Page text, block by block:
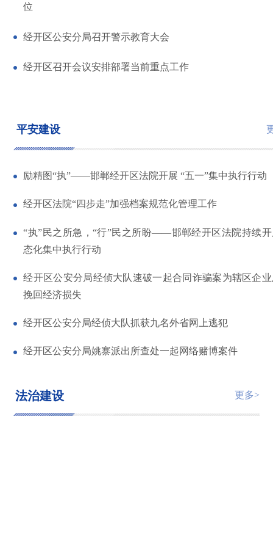
位
经开区公安分局召开警示教育大会
经开区召开会议安排部署当前重点工作
平安建设
励精图“执”——邯郸经开区法院开展 “五一”集中执行行动
经开区法院“四步走”加强档案规范化管理工作
“执”民之所急，“行”民之所盼——邯郸经开区法院持续
态化集中执行行动
经开区公安分局经侦大队速破一起合同诈骗案为辖区企
挽回经济损失
经开区公安分局经侦大队抓获九名外省网上逃犯
经开区公安分局姚寨派出所查处一起网络赌博案件
法治建设 更多>